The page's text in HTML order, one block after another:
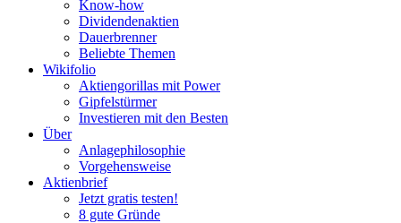
Know-how
Dividendenaktien
Dauerbrenner
Beliebte Themen
Wikifolio
Aktiengorillas mit Power
Gipfelstürmer
Investieren mit den Besten
Über
Anlagephilosophie
Vorgehensweise
Aktienbrief
Jetzt gratis testen!
8 gute Gründe